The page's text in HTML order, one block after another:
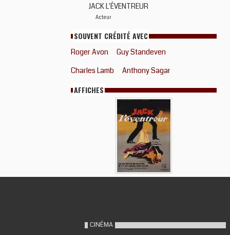
JACK L'ÉVENTREUR
Acteur
SOUVENT CRÉDITÉ AVEC
Roger Avon
Guy Standeven
Charles Lamb
Anthony Sagar
AFFICHES
CINÉMA